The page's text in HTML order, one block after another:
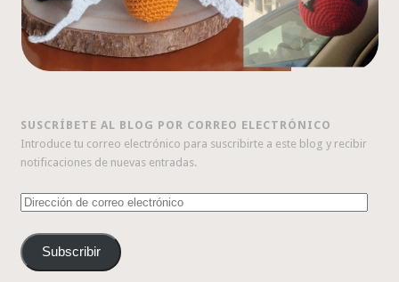
SUSCRÍBETE AL BLOG POR CORREO ELECTRÓNICO
Introduce tu correo electrónico para suscribirte a este blog y recibir
notificaciones de nuevas entradas.
Dirección
correo
electrónico
Subscribir